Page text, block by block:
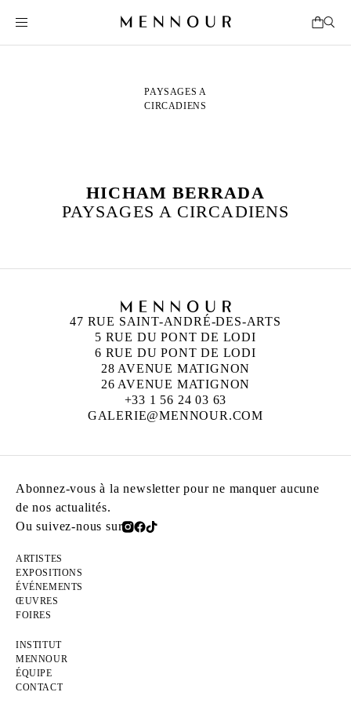
PAYSAGES A
CIRCADIENS
HICHAM BERRADA
PAYSAGES A CIRCADIENS
47 RUE SAINT-ANDRÉ-DES-ARTS
5 RUE DU PONT DE LODI
6 RUE DU PONT DE LODI
28 AVENUE MATIGNON
26 AVENUE MATIGNON
+33 1 56 24 03 63
GALERIE@MENNOUR.COM
Abonnez-vous à la newsletter pour ne manquer aucune
de nos actualités.
Ou suivez-nous sur
ARTISTES
EXPOSITIONS
ÉVÉNEMENTS
ŒUVRES
FOIRES
INSTITUT
MENNOUR
ÉQUIPE
CONTACT